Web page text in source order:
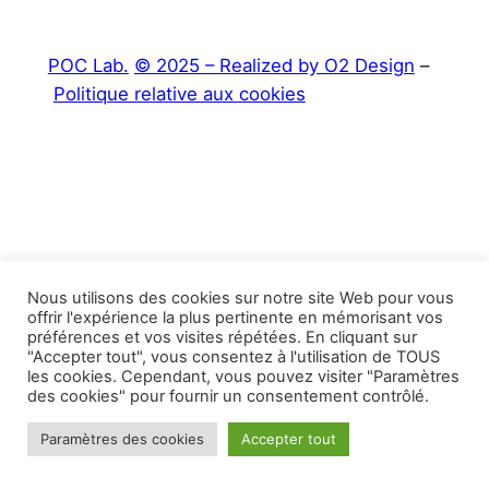
POC Lab. © 2025 – Realized by O2 Design –
Politique relative aux cookies
Nous utilisons des cookies sur notre site Web pour vous
offrir l'expérience la plus pertinente en mémorisant vos
préférences et vos visites répétées. En cliquant sur
"Accepter tout", vous consentez à l'utilisation de TOUS
les cookies. Cependant, vous pouvez visiter "Paramètres
des cookies" pour fournir un consentement contrôlé.
Paramètres des cookies Accepter tout